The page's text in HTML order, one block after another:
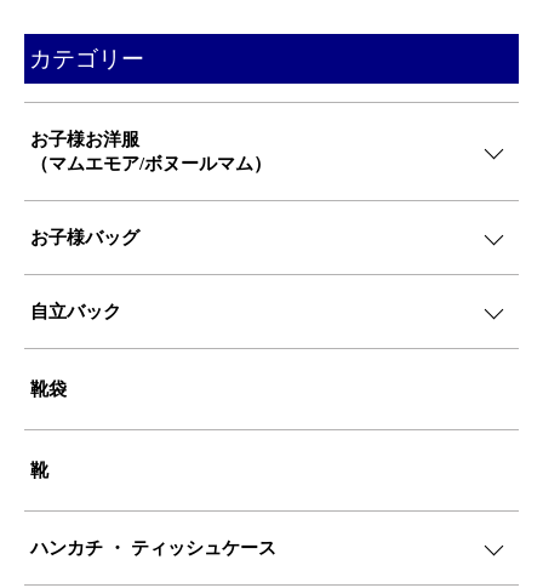
カテゴリー
お子様お洋服
（マムエモア/ボヌールマム）
お子様バッグ
自立バック
靴袋
靴
ハンカチ ・ ティッシュケース